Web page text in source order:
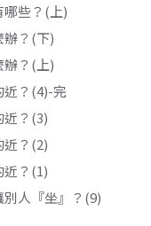
哪些？(上)
辦？(下)
辦？(上)
近？(4)-完
近？(3)
近？(2)
近？(1)
人『坐』？(9)